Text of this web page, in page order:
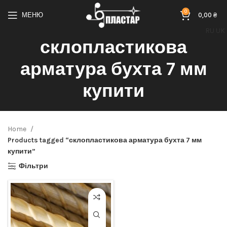
МЕНЮ 0 0,00₴
склопластикова
арматура бухта 7 мм
купити
Home
Products tagged “склопластикова арматура бухта 7 мм
купити”
Фільтри